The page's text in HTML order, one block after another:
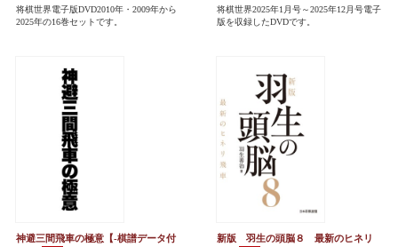
将棋世界電子版DVD2010年・2009年から
2025年の16巻セットです。
将棋世界2025年1月号～2025年12月号電子
版を収録したDVDです。
神避三間飛車の極意【-棋譜データ付
新版 羽生の頭脳８ 最新のヒネリ